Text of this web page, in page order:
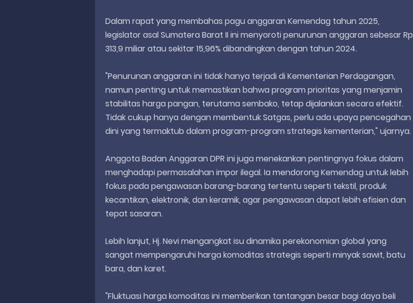
Dalam rapat yang membahas pagu anggaran Kemendag tahun 2025,
legislator asal Sumatera Barat II ini menyoroti penurunan anggaran sebesar Rp
313,9 miliar atau sekitar 15,96% dibandingkan dengan tahun 2024.
"Penurunan anggaran ini tidak hanya terjadi di Kementerian Perdagangan,
namun penting untuk memastikan bahwa program prioritas yang menjamin
stabilitas harga pangan, terutama sembako, tetap dijalankan secara efektif.
Tidak cukup hanya dengan membentuk Satgas, perlu ada upaya pencegahan
dini yang termaktub dalam program-program strategis kementerian," ujarnya.
Anggota Badan Anggaran DPR ini juga menekankan pentingnya fokus dalam
menghadapi permasalahan impor ilegal. Ia mendorong Kemendag untuk lebih
fokus pada pengawasan barang-barang tertentu seperti tekstil, produk
kecantikan, elektronik, dan keramik, agar pengawasan dapat lebih efisien dan
tepat sasaran.
Lebih lanjut, Hj. Nevi mengangkat isu dinamika perekonomian global yang
sangat mempengaruhi harga komoditas strategis seperti minyak sawit, batu
bara, dan karet.
"Fluktuasi harga komoditas ini memberikan tantangan besar bagi daya beli